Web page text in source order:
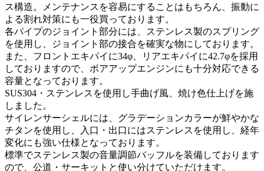
ス構造。メンテナンスを容易にすることはもちろん、振動に
よる割れ対策にも一役買っております。
各パイプのジョイント部分には、ステンレス製のスプリング
を使用し、ジョイント部の接合を確実な物にしております。
また、フロントエキパイに34φ、リアエキパイに42.7φを採用
しておりますので、ボアアップエンジンにも十分対応できる
容量となっております。
SUS304・ステンレスを使用し手曲げ風、焼け色仕上げを施
しました。
サイレンサーシェルには、グラデーションカラーが鮮やかな
チタンを使用し、入口・出口にはステンレスを使用し、経年
変化にも強い仕様となっております。
標準でステンレス製の音量調節バッフルを装備しております
ので、公道・サーキットと使い分けていただけます。